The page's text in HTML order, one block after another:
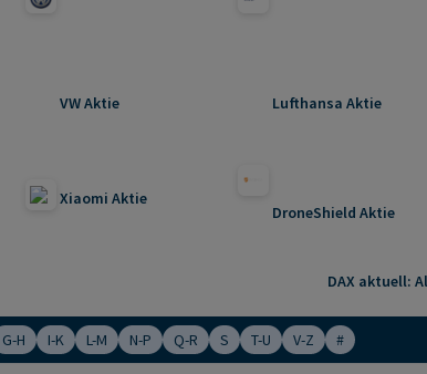
VW Aktie Lufthansa Aktie
Xiaomi Aktie
DroneShield Aktie
DAX aktuell:
G-H I-K L-M N-P Q-R S T-U V-Z #